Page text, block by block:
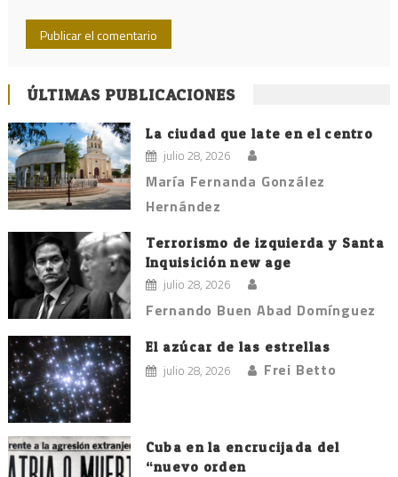
ÚLTIMAS PUBLICACIONES
La ciudad que late en el centro
julio 28, 2026
María Fernanda González
Hernández
Terrorismo de izquierda y Santa
Inquisición new age
julio 28, 2026
Fernando Buen Abad Domínguez
El azúcar de las estrellas
julio 28, 2026 Frei Betto
Cuba en la encrucijada del
“nuevo orden